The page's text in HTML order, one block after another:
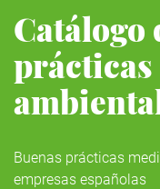
Catálogo
prácticas
Buenas prácticas
empresas españolas